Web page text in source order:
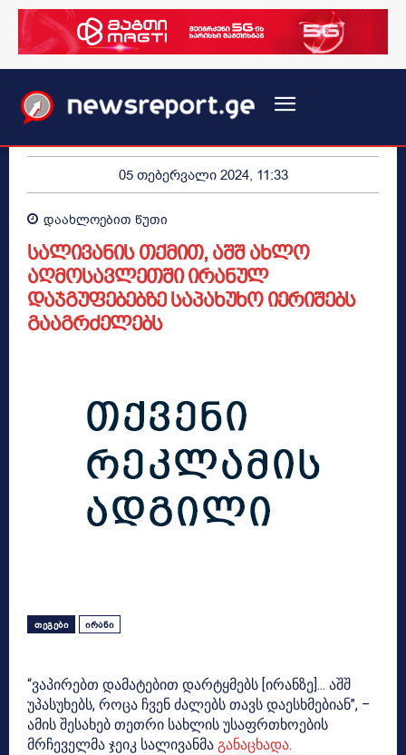
05 თებერვალი 2024, 11:33
დაახლოებით წუთი
სალივანის თქმით, აშშ ახლო
აღმოსავლეთში ირანულ
დაჯგუფებებზე საპახუხო იერიშებს
გააგრძელებს
ᲗᲔᲒᲔᲑᲘ ᲘᲠᲐᲜᲘ
“ვაპირებთ დამატებით დარტყმებს [ირანზე]… აშშ
უპასუხებს, როცა ჩვენ ძალებს თავს დაესხმებიან”, –
ამის შესახებ თეთრი სახლის უსაფრთხოების
მრჩეველმა ჯეიკ სალივანმა განაცხადა.